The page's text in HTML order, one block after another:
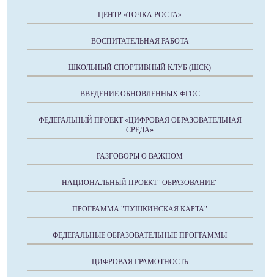
ЦЕНТР «ТОЧКА РОСТА»
ВОСПИТАТЕЛЬНАЯ РАБОТА
ШКОЛЬНЫЙ СПОРТИВНЫЙ КЛУБ (ШСК)
ВВЕДЕНИЕ ОБНОВЛЕННЫХ ФГОС
ФЕДЕРАЛЬНЫЙ ПРОЕКТ «ЦИФРОВАЯ ОБРАЗОВАТЕЛЬНАЯ
СРЕДА»
РАЗГОВОРЫ О ВАЖНОМ
НАЦИОНАЛЬНЫЙ ПРОЕКТ "ОБРАЗОВАНИЕ"
ПРОГРАММА "ПУШКИНСКАЯ КАРТА"
ФЕДЕРАЛЬНЫЕ ОБРАЗОВАТЕЛЬНЫЕ ПРОГРАММЫ
ЦИФРОВАЯ ГРАМОТНОСТЬ